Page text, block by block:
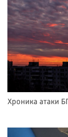
Хроника атаки